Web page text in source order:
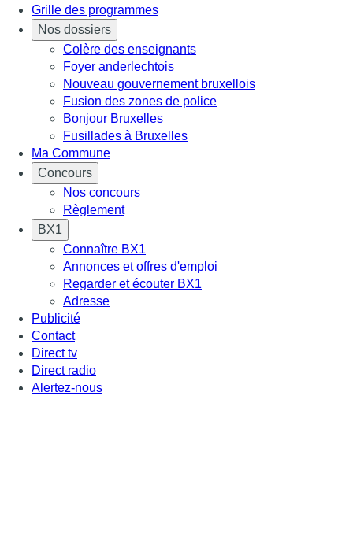
Grille des programmes
Nos dossiers
Colère des enseignants
Foyer anderlechtois
Nouveau gouvernement bruxellois
Fusion des zones de police
Bonjour Bruxelles
Fusillades à Bruxelles
Ma Commune
Concours
Nos concours
Règlement
BX1
Connaître BX1
Annonces et offres d'emploi
Regarder et écouter BX1
Adresse
Publicité
Contact
Direct tv
Direct radio
Alertez-nous